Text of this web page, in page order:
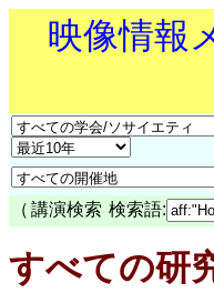
映像情報
（ 講演検索 検索語:
すべての研